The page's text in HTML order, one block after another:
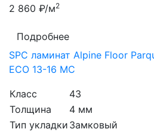
2 860 ₽/м2
Подробнее
SPC ламинат Alpine Floor
ЕСО 13-16 MC
Класс
43
Толщина
4 мм
Тип укладки Замковый